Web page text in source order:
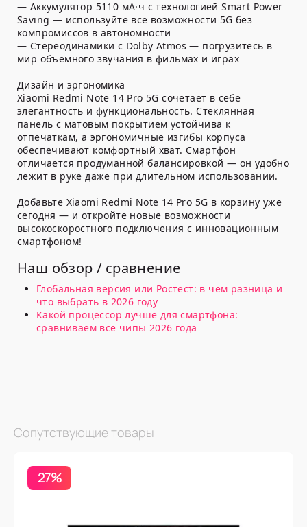
— Аккумулятор 5110 мА·ч с технологией Smart Power
Saving — используйте все возможности 5G без
компромиссов в автономности
— Стереодинамики с Dolby Atmos — погрузитесь в
мир объемного звучания в фильмах и играх
Дизайн и эргономика
Xiaomi Redmi Note 14 Pro 5G сочетает в себе
элегантность и функциональность. Стеклянная
панель с матовым покрытием устойчива к
отпечаткам, а эргономичные изгибы корпуса
обеспечивают комфортный хват. Смартфон
отличается продуманной балансировкой — он удобно
лежит в руке даже при длительном использовании.
Добавьте Xiaomi Redmi Note 14 Pro 5G в корзину уже
сегодня — и откройте новые возможности
высокоскоростного подключения с инновационным
смартфоном!
Наш обзор / сравнение
Глобальная версия или Ростест: в чём разница и
что выбрать в 2026 году
Какой процессор лучше для смартфона:
сравниваем все чипы 2026 года
Сопутствующие товары
27%